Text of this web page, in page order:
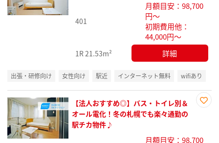
り登
401
月額目安：98,700
円～
初期費用他：
44,000円～
1R 21.53m² 詳細
出張・研修向け 女性向け 駅近 インターネット無料 wifiあり
【法人おすすめ◎】バス・トイレ別＆
オール電化！冬の札幌でも楽々通勤の
駅チカ物件♪
月額目安：98,700